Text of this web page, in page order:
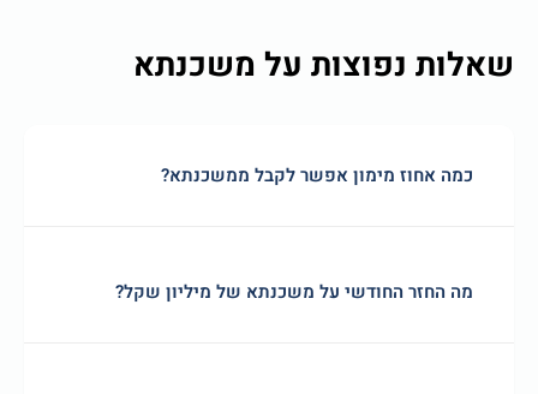
שאלות נפוצות על משכנתא
כמה אחוז מימון אפשר לקבל ממשכנתא?
מה החזר החודשי על משכנתא של מיליון שקל?